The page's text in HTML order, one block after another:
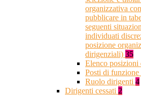
organizzativa
pubblicare in
seguenti
individuati
posizione
dirigenziali) 35
Elenco posizioni
Posti di
Ruolo dirigenti 4
Dirigenti cessati 2